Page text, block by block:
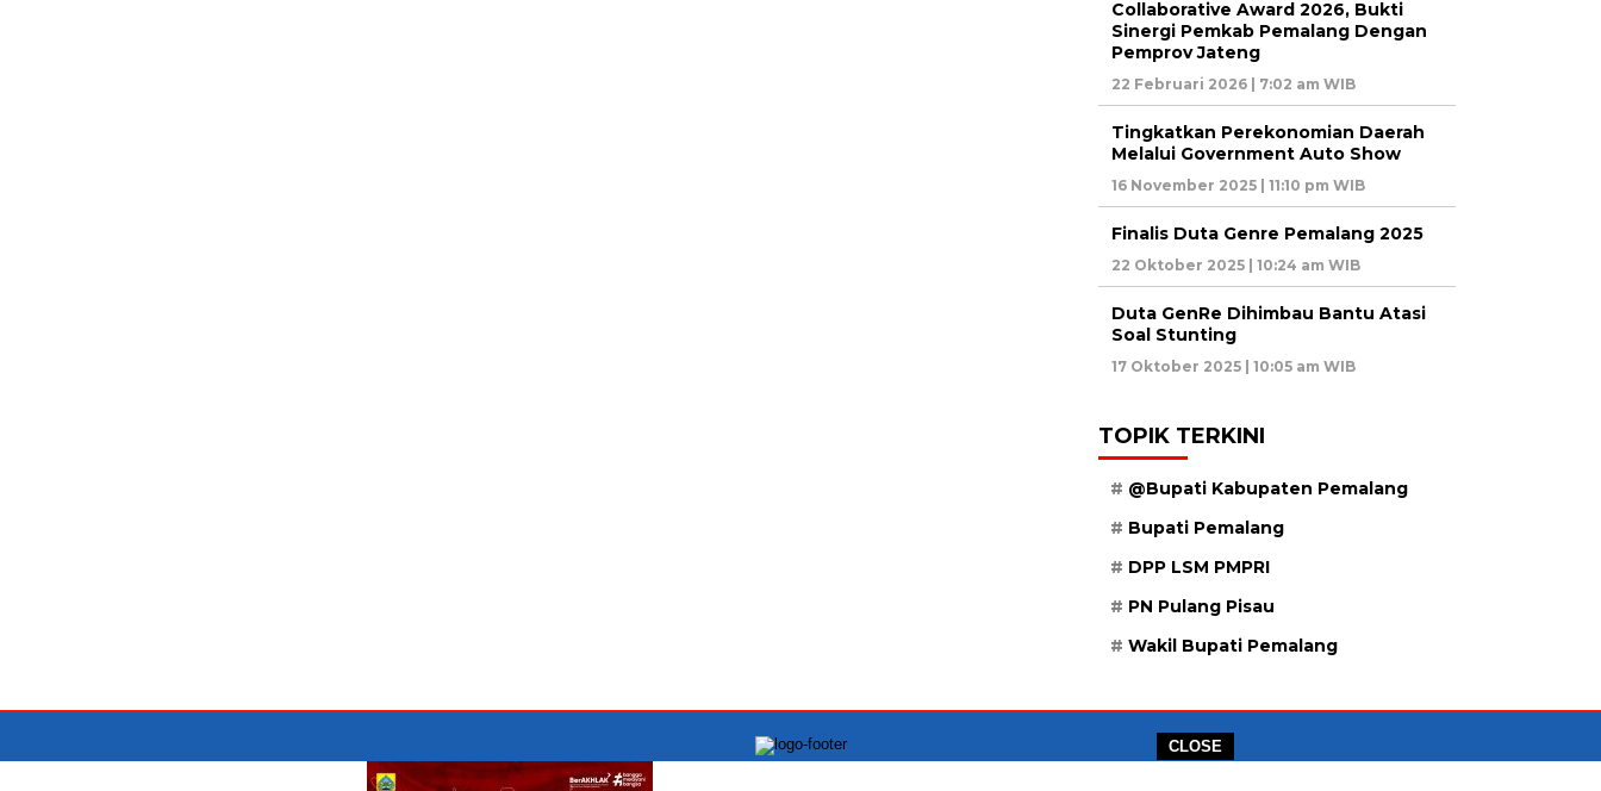
CLOSE
Collaborative Award 2026, Bukti
Sinergi Pemkab Pemalang Dengan
Pemprov Jateng
22 Februari 2026 | 7:02 am WIB
Tingkatkan Perekonomian Daerah
Melalui Government Auto Show
16 November 2025 | 11:10 pm WIB
Finalis Duta Genre Pemalang 2025
22 Oktober 2025 | 10:24 am WIB
Duta GenRe Dihimbau Bantu Atasi
Soal Stunting
17 Oktober 2025 | 10:05 am WIB
TOPIK TERKINI
@Bupati Kabupaten Pemalang
Bupati Pemalang
DPP LSM PMPRI
PN Pulang Pisau
Wakil Bupati Pemalang
PT.INDONESIA MONITORING NEWS Kantor Kowari:
Jln Raya Kelapa Gading Permai blok J1 No.12A, Jakarta